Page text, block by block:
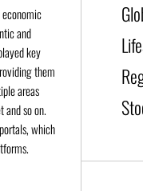
and
key
them
areas
and so on.
which